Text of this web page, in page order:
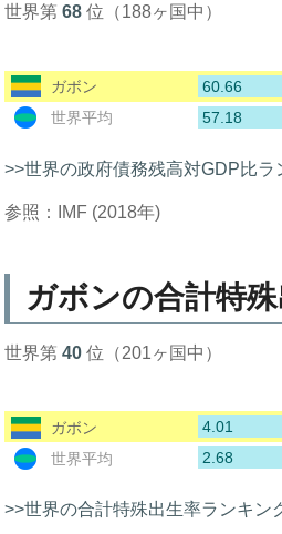
世界第68 位（188ヶ国中）
ガボン
60.66
世界平均
57.18
>>世界の政府債務残高対GDP比ラ
参照：IMF (2018年)
ガボンの合計特
世界第40 位（201ヶ国中）
ガボン
4.01
世界平均
2.68
>>世界の合計特殊出生率ランキン